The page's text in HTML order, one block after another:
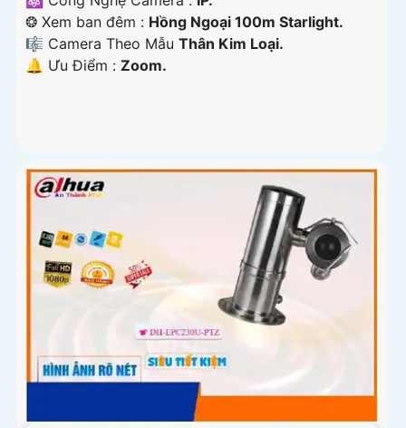
❂ Xem ban đêm : Hồng Ngoại 100m Starlight.
🎼️ Camera Theo Mẫu Thân Kim Loại.
️🔔 Ưu Điểm : Zoom.